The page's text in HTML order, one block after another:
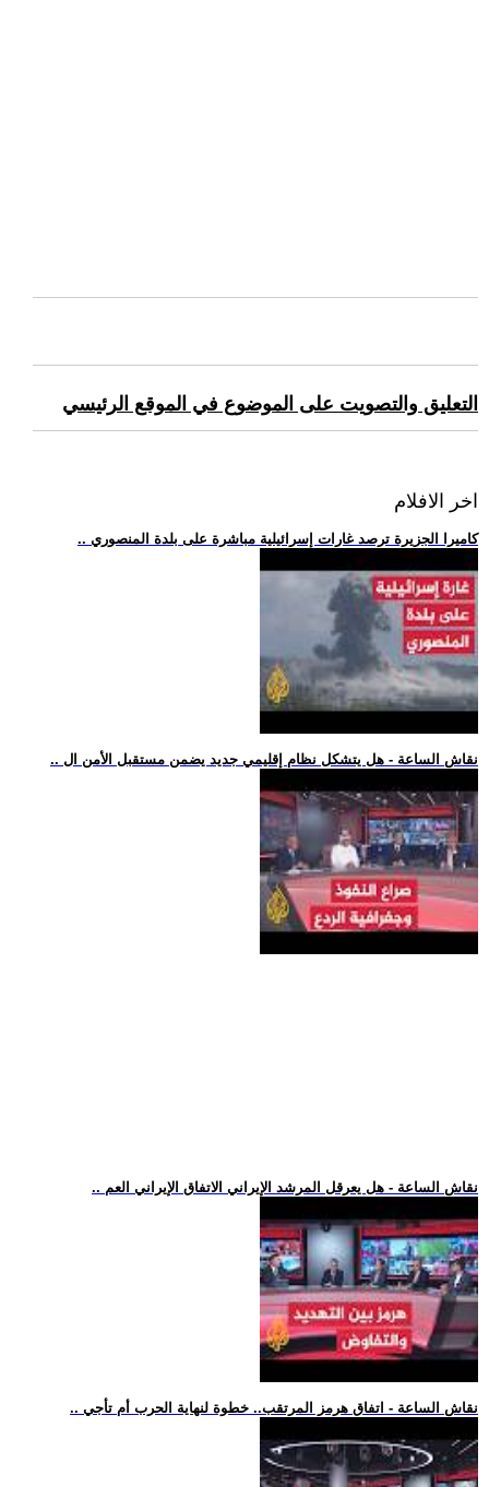
التعليق والتصويت على الموضوع في الموقع الرئيسي
اخر الافلام
.. كاميرا الجزيرة ترصد غارات إسرائيلية مباشرة على بلدة المنصوري
.. نقاش الساعة - هل يتشكل نظام إقليمي جديد يضمن مستقبل الأمن ال
.. نقاش الساعة - هل يعرقل المرشد الإيراني الاتفاق الإيراني العم
.. نقاش الساعة - اتفاق هرمز المرتقب.. خطوة لنهاية الحرب أم تأجي